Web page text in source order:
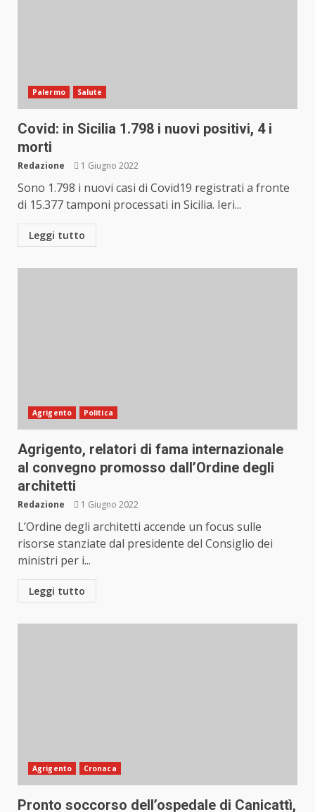
Palermo Salute
Covid: in Sicilia 1.798 i nuovi positivi, 4 i
morti
Redazione 1 Giugno 2022
Sono 1.798 i nuovi casi di Covid19 registrati a fronte
di 15.377 tamponi processati in Sicilia. Ieri...
Leggi tutto
Agrigento Politica
Agrigento, relatori di fama internazionale
al convegno promosso dall’Ordine degli
architetti
Redazione 1 Giugno 2022
L’Ordine degli architetti accende un focus sulle
risorse stanziate dal presidente del Consiglio dei
ministri per i...
Leggi tutto
Agrigento Cronaca
Pronto soccorso dell’ospedale di Canicattì,